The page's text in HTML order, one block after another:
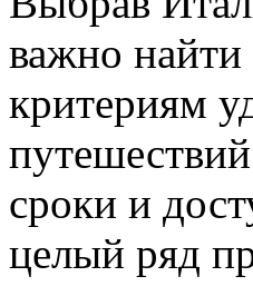
важно найти
критериям
сроки и
целый ряд